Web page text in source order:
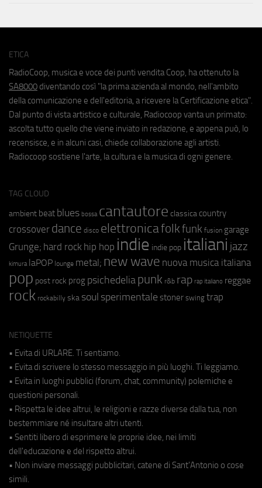
ETICA
RadioCoop, musica e voce dei punti vendita Coop, ha ottenuto la
SA8000 diventando così "la prima azienda al mondo, nell'ambito
della comunicazione e dell'editoria, a ricevere la Certificazione etica".
Dal punto di vista artistico e culturale, Radiocoop vanta un primato:
ascolta tutto quello che viene inviato in redazione, e appena può, lo
recensisce, e in alcuni casi, chiede collaborazione agli artisti.
Radiocoop sostiene l'arte, la cultura e la musica di ogni genere.
TAG CLOUD
ambient beat blues bossa cantautore classica country
crossover dance disco elettronicafolkfunk fusion garage
Grunge; hard rock hip hop indie indie pop italiani jazz
kimura laPOP lounge metal; new wave nuova musica italiana
pop post rock prog psichedeliapunk r&b rap rap italiano reggae
rock rockabilly ska soul sperimentale stoner swing trap
NETIQUETTE
• Evita di URLARE. Ti sentiamo.
• Evita di scrivere lo stesso messaggio in più luoghi. Ti leggiamo.
• Evita in luoghi pubblici (forum, chat, community) polemiche e
questioni personali.
• Rispetta le idee altrui, le religioni e razze diverse dalla tua, non
bestemmiare né insultare altri utenti.
• Sentiti libero di esprimere le proprie idee, nei limiti
dell'educazione e del rispetto altrui.
• Non inviare messaggi pubblicitari, catene di Sant'Antonio o cose
simili.